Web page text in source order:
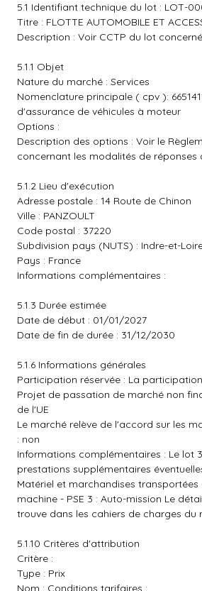
5.1 Identifiant technique du lot : LOT-
Titre : FLOTTE AUTOMOBILE ET
Description : Voir CCTP du lot
5.1.1 Objet
Nature du marché : Services
Nomenclature principale ( cpv ):
d'assurance de véhicules à moteur
Options :
Description des options : Voir le
concernant les modalités de réponses
5.1.2 Lieu d'exécution
Adresse postale : 14 Route de Chinon
Ville : PANZOULT
Code postal : 37220
Subdivision pays (NUTS) : Indre-et-
Pays : France
Informations complémentaires :
5.1.3 Durée estimée
Date de début : 01/01/2027
Date de fin de durée : 31/12/2030
5.1.6 Informations générales
Participation réservée : La
Projet de passation de marché non
de l'UE
Le marché relève de l'accord sur les
: non
Informations complémentaires : Le lot
prestations supplémentaires
Matériel et marchandises transportées
machine - PSE 3 : Auto-mission Le
trouve dans les cahiers de charges du
5.1.10 Critères d'attribution
Critère :
Type : Prix
Nom : Conditions tarifaires :